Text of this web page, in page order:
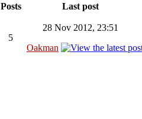
Posts
Last post
5
28 Nov 2012, 23:51
Oakman